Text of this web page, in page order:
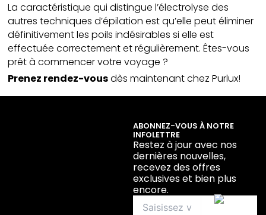
La caractéristique qui distingue l’électrolyse des
autres techniques d’épilation est qu’elle peut éliminer
définitivement les poils indésirables si elle est
effectuée correctement et régulièrement. Êtes-vous
prêt à commencer votre voyage ?
Prenez rendez-vousdès maintenant chez Purlux!
ABONNEZ-VOUS À NOTRE
INFOLETTRE
Restez à jour avec nos
dernières nouvelles,
recevez des offres
exclusives et bien plus
encore.